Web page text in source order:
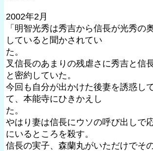
2002年2月
「明智光秀は秀吉から信長が光秀の
していると聞かされてい
た。
叉信長のあまりの残虐さに秀吉と信
と密約していた。
今回も自分が出かけた後妻を誘惑し
て、本能寺にひきかえし
た。
やはり妻は信長にウソの呼び出しで
にいるところを殺す。
信長の実子、森蘭丸がいただけでそ